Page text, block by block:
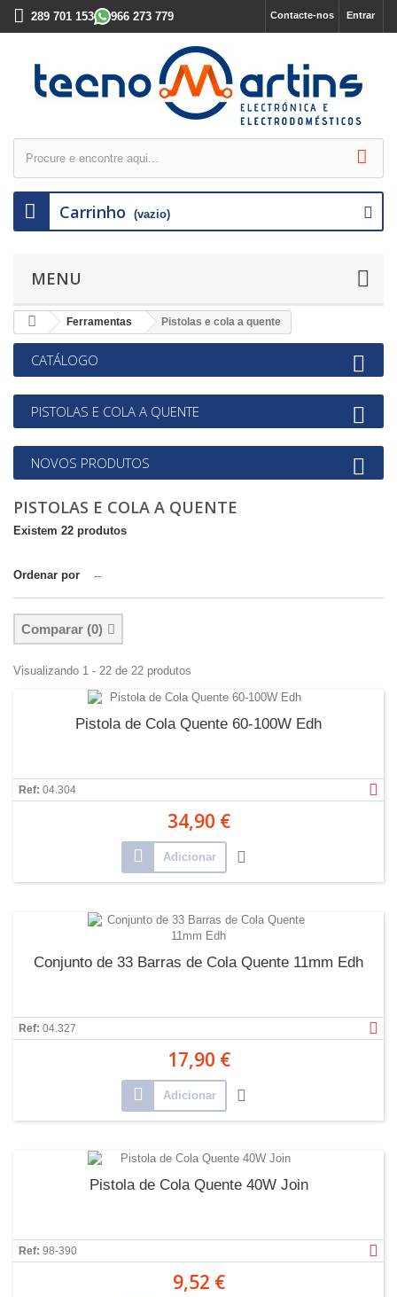
Entrar
Contacte-nos
289 701 153 966 273 779
Carrinho (vazio)
MENU
Ferramentas Pistolas e cola a quente
CATÁLOGO
PISTOLAS E COLA A QUENTE
NOVOS PRODUTOS
PISTOLAS E COLA A QUENTE
Existem 22 produtos
Ordenar por --
Comparar (0)
Visualizando 1 - 22 de 22 produtos
Pistola de Cola Quente 60-100W Edh
Ref: 04.304
34,90 €
Adicionar
Conjunto de 33 Barras de Cola Quente 11mm Edh
Ref: 04.327
17,90 €
Adicionar
Pistola de Cola Quente 40W Join
Ref: 98-390
9,52 €